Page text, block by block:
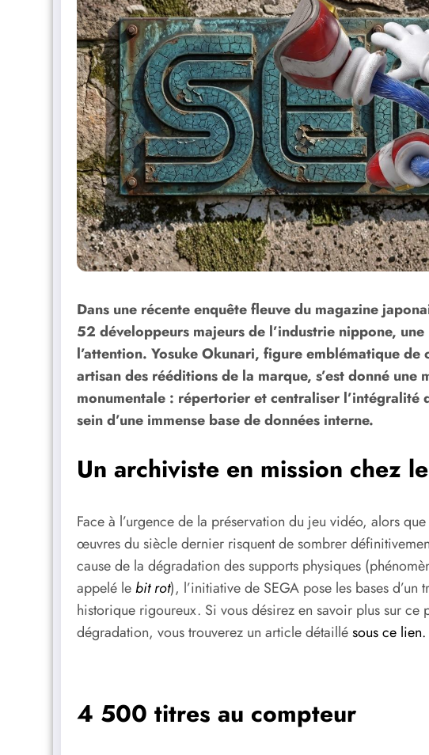
Dans une récente enquête fleuve du magazine
52 développeurs majeurs de l’industrie nippone,
l’attention. Yosuke Okunari, figure emblématique
artisan des rééditions de la marque, s’est donné une
monumentale : répertorier et centraliser l’intégralité
sein d’une immense base de données interne.
Un archiviste en mission chez
Face à l’urgence de la préservation du jeu vidéo, alors
œuvres du siècle dernier risquent de sombrer
cause de la dégradation des supports physiques
appelé lebit rot), l’initiative de SEGA pose les bases d’un
historique rigoureux. Si vous désirez en savoir plus sur ce
dégradation, vous trouverez un article détaillésous ce lien.
4 500 titres au compteur